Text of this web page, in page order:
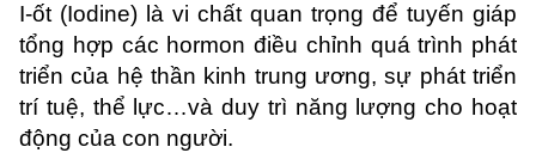
I-ốt (Iodine) là vi chất quan trọng để tuyến giáp
tổng hợp các hormon điều chỉnh quá trình phát
triển của hệ thần kinh trung ương, sự phát triển
trí tuệ, thể lực…và duy trì năng lượng cho hoạt
động của con người.